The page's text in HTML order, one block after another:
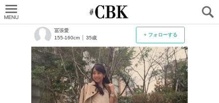
+ フォローする
冨張愛
155-160cm
35歳